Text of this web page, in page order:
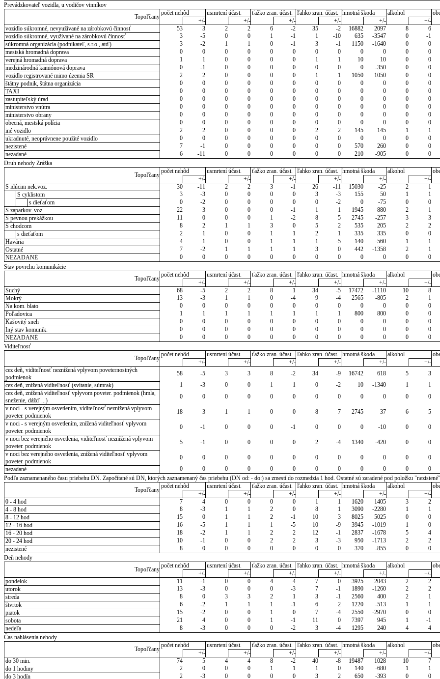
Prevádzkovateľ vozidla, u vodičov vinníkov
Topoľčany
počet nehôd usmrtení účast. ťažko zran. účast. ľahko zran. účast. hmotná škoda alkohol
+/-
+/- +/- +/- +/- +/-
vozidlo súkromné, nevyužívané na zárobkovú činnosť
53 3 2 2 6 -2 35 -2 16882 2097 8 6
vozidlo súkromné, využívané na zárobkovú činnosť
3 -5 0 0 1 -1 1 -10 635 -3547 0 -1
súkromná organizácia (podnikateľ, s.r.o., atď)
3 -2 1 1 0 -1 3 -1 1150 -1640 0 0
mestská hromadná doprava
0 0 0 0 0 0 0 0 0 0 0 0
verejná hromadná doprava
1 1 0 0 0 0 1 1 10 10 0 0
medzinárodná kamiónová doprava
0 -1 0 0 0 0 0 0 0 -350 0 0
vozidlo registrované mimo územia SR
2 2 0 0 0 0 1 1 1050 1050 0 0
štátny podnik, štátna organizácia
0 0 0 0 0 0 0 0 0 0 0 0
TAXI
0 0 0 0 0 0 0 0 0 0 0 0
zastupiteľský úrad
0 0 0 0 0 0 0 0 0 0 0 0
ministerstvo vnútra
0 0 0 0 0 0 0 0 0 0 0 0
ministerstvo obrany
0 0 0 0 0 0 0 0 0 0 0 0
obecná, mestská polícia
0 0 0 0 0 0 0 0 0 0 0 0
iné vozidlo
2 2 0 0 0 0 2 2 145 145 1 1
ukradnuté, neoprávnene použité vozidlo
0 0 0 0 0 0 0 0 0 0 0 0
nezistené
7 -1 0 0 0 0 0 0 570 260 0 0
nezadané
6 -11 0 0 0 0 0 0 210 -905 0 0
Druh nehody Zrážka
Topoľčany
počet nehôd usmrtení účast. ťažko zran. účast. ľahko zran. účast. hmotná škoda alkohol
+/-
+/- +/- +/- +/- +/-
S idúcim nek.voz.
30 -11 2 2 3 -1 26 -11 15030 -25 2 1
S cyklistom
3 -3 0 0 0 0 3 -3 155 50 1 1
s dieťaťom
0 -2 0 0 0 0 0 -2 0 -75 0 0
S zaparkov. voz.
22 3 0 0 0 -1 1 1 1945 880 2 1
S pevnou prekážkou
11 0 0 0 1 -2 8 5 2745 -257 3 3
S chodcom
8 2 1 1 3 0 5 2 535 205 2 2
s dieťaťom
2 1 0 0 1 1 2 1 335 335 0 0
Havária
4 1 0 0 1 1 1 -5 140 -560 1 1
Ostatné
7 -2 1 1 1 1 3 0 442 -1358 2 1
NEZADANÉ
0 0 0 0 0 0 0 0 0 0 0 0
Stav povrchu komunikácie
Topoľčany
počet nehôd usmrtení účast. ťažko zran. účast. ľahko zran. účast. hmotná škoda alkohol
+/-
+/- +/- +/- +/- +/-
Suchý
68 -5 2 2 8 1 34 -5 17472 -1110 10 8
Mokrý
13 -3 1 1 0 -4 9 -4 2565 -805 2 1
Na kom. blato
0 0 0 0 0 0 0 0 0 0 0 0
Poľadovica
1 1 1 1 1 1 1 1 800 800 0 0
Kašovitý sneh
0 0 0 0 0 0 0 0 0 0 0 0
Iný stav komunik.
0 0 0 0 0 0 0 0 0 0 0 0
NEZADANÉ
0 0 0 0 0 0 0 0 0 0 0 0
Viditeľnosť
Topoľčany
počet nehôd usmrtení účast. ťažko zran. účast. ľahko zran. účast. hmotná škoda alkohol
+/-
+/- +/- +/- +/- +/-
cez deň, viditeľnosť neznížená vplyvom poveternostných
podmienok
58 -5 3 3 8 -2 34 -9 16742 618 5 3
cez deň, znížená viditeľnosť (svitanie, súmrak)
1 -3 0 0 1 1 0 -2 10 -1340 1 1
cez deň, znížená viditeľnosť vplyvom poveter. podmienok (hmla,
sneženie, dážď ...)
0 0 0 0 0 0 0 0 0 0 0 0
v noci - s verejným osvetlením, viditeľnosť neznížená vplyvom
poveter. podmienok
18 3 1 1 0 0 8 7 2745 37 6 5
v noci - s verejným osvetlením, znížená viditeľnosť vplyvom
poveter. podmienok
0 -1 0 0 0 -1 0 0 0 -10 0 0
v noci bez verejného osvetlenia, viditeľnosť neznížená vplyvom
poveter. podmienok
5 -1 0 0 0 0 2 -4 1340 -420 0 0
v noci bez verejného osvetlenia, znížená viditeľnosť vplyvom
poveter. podmienok
0 0 0 0 0 0 0 0 0 0 0 0
nezadané
0 0 0 0 0 0 0 0 0 0 0 0
Podľa zaznamenaného času priebehu DN. Započítané sú DN, ktorých zaznamenaný čas priebehu (DN od: - do:) sa zmestí do rozmedzia 1 hod. Ostatné sú zaradené pod položku "nezistené"
Topoľčany
počet nehôd usmrtení účast. ťažko zran. účast. ľahko zran. účast. hmotná škoda alkohol
+/-
+/- +/- +/- +/- +/-
0 - 4 hod
7 4 0 0 0 0 1 1 1620 1405 3 2
4 - 8 hod
8 -3 1 1 2 0 8 1 3090 -2280 1 1
8 - 12 hod
15 0 1 1 2 -1 10 3 8025 5025 0 0
12 - 16 hod
16 -5 1 1 1 -5 10 -9 3945 -1019 1 0
16 - 20 hod
18 -2 1 1 2 2 12 -1 2837 -1678 5 4
20 - 24 hod
10 -1 0 0 2 2 3 -3 950 -1713 2 2
nezistené
8 0 0 0 0 0 0 0 370 -855 0 0
Deň nehody
Topoľčany
počet nehôd usmrtení účast. ťažko zran. účast. ľahko zran. účast. hmotná škoda alkohol
+/-
+/- +/- +/- +/- +/-
pondelok
11 -1 0 0 4 4 7 0 3925 2043 2 2
utorok
13 -3 0 0 0 -3 7 -1 1890 -1260 2 2
streda
8 0 3 3 2 1 3 -1 2560 400 2 1
štvrtok
6 -2 1 1 1 -1 6 2 1220 -513 1 1
piatok
15 -2 0 0 1 0 7 -4 2550 -2970 0 0
sobota
21 4 0 0 1 -1 11 0 7397 945 1 -1
nedeľa
8 -3 0 0 0 -2 3 -4 1295 240 4 4
Čas nahlásenia nehody
Topoľčany
počet nehôd usmrtení účast. ťažko zran. účast. ľahko zran. účast. hmotná škoda alkohol
+/-
+/- +/- +/- +/- +/-
do 30 min.
74 5 4 4 8 -2 40 -8 19487 1028 10 7
do 1 hodiny
2 0 0 0 1 1 1 0 140 -680 1 1
do 3 hodín
2 -3 0 0 0 0 3 2 650 -393 0 0